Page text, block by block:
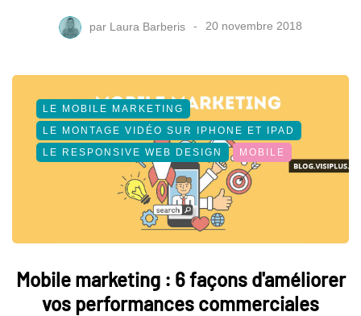
par Laura Barberis 20 novembre 2018
LE MOBILE MARKETING
LE MONTAGE VIDÉO SUR IPHONE ET IPAD
LE RESPONSIVE WEB DESIGN
MOBILE
Mobile marketing : 6 façons d'améliorer
vos performances commerciales